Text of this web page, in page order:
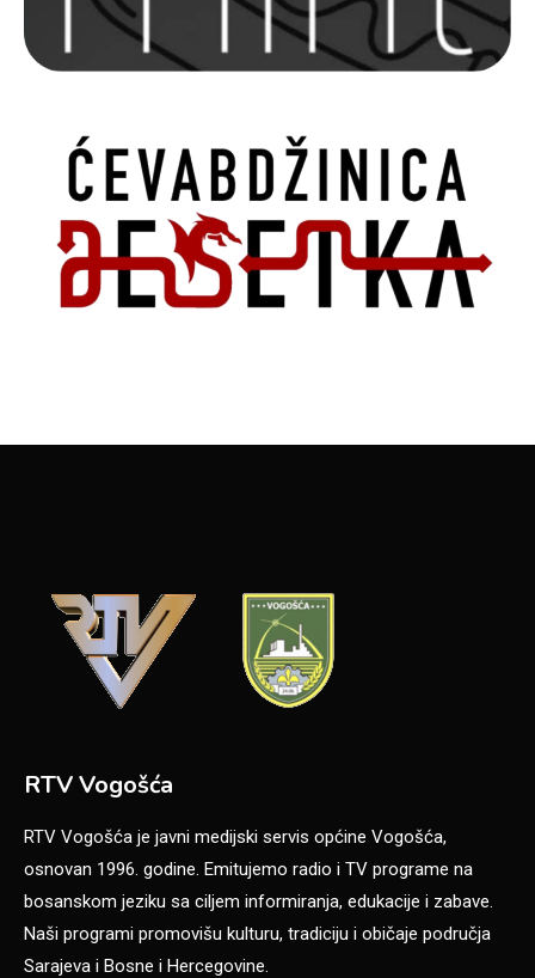
RTV Vogošća
RTV Vogošća je javni medijski servis općine Vogošća,
osnovan 1996. godine. Emitujemo radio i TV programe na
bosanskom jeziku sa ciljem informiranja, edukacije i zabave.
Naši programi promovišu kulturu, tradiciju i običaje područja
Sarajeva i Bosne i Hercegovine.